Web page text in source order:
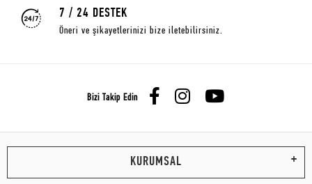
7 / 24 DESTEK
Öneri ve şikayetlerinizi bize iletebilirsiniz.
Bizi Takip Edin
KURUMSAL